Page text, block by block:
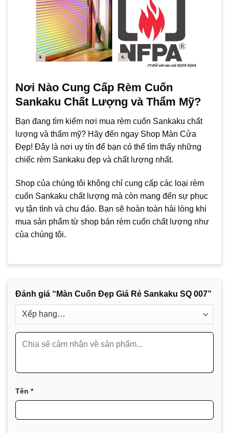
Nơi Nào Cung Cấp Rèm Cuốn
Sankaku Chất Lượng và Thẩm Mỹ?
Bạn đang tìm kiếm nơi mua rèm cuốn Sankaku chất
lượng và thẩm mỹ? Hãy đến ngay Shop Màn Cửa
Đẹp! Đây là nơi uy tín để bạn có thể tìm thấy những
chiếc rèm Sankaku đẹp và chất lượng nhất.
Shop của chúng tôi không chỉ cung cấp các loại rèm
cuốn Sankaku chất lượng mà còn mang đến sự phục
vụ tận tình và chu đáo. Bạn sẽ hoàn toàn hài lòng khi
mua sản phẩm từ shop bán rèm cuốn chất lượng như
của chúng tôi.
Đánh giá “Màn Cuốn Đẹp Giá Rẻ Sankaku SQ 007”
Tên *